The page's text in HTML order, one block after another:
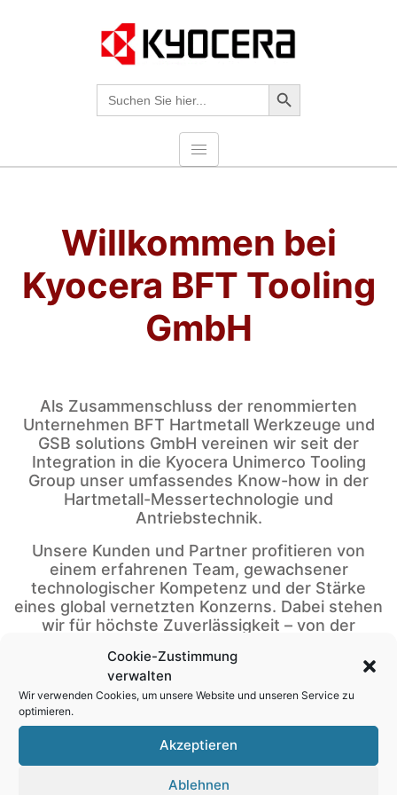
Cookie-Zustimmung
verwalten
Wir verwenden Cookies, um unsere Website und unseren Service zu
optimieren.
Akzeptieren
Ablehnen
Suche
nach:
Search-Taste
Willkommen bei
Kyocera BFT Tooling
GmbH
Als Zusammenschluss der renommierten
Unternehmen BFT Hartmetall Werkzeuge und
GSB solutions GmbH vereinen wir seit der
Integration in die Kyocera Unimerco Tooling
Group unser umfassendes Know-how in der
Hartmetall-Messertechnologie und
Antriebstechnik.
Unsere Kunden und Partner profitieren von
einem erfahrenen Team, gewachsener
technologischer Kompetenz und der Stärke
eines global vernetzten Konzerns. Dabei stehen
wir für höchste Zuverlässigkeit – von der
– Sehr schnelle Reaktionszeiten – vom Prototyp
zur Serienproduktion
– Spezialisierte Qualitätskontrolle und
Prozessüberwachung
– Konstanz und Reproduzierbarkeit – eine